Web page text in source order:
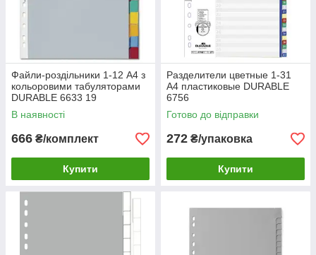
Файли-роздільники 1-12 А4 з
кольоровими табуляторами
DURABLE 6633 19
В наявності
666 ₴/комплект
Купити
Разделители цветные 1-31
А4 пластиковые DURABLE
6756
Готово до відправки
272 ₴/упаковка
Купити